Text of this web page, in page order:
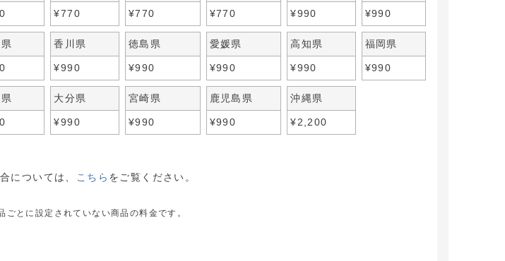
¥770 ¥770 ¥770 ¥990 ¥990
香川県
¥990
徳島県
¥990
愛媛県
¥990
高知県
¥990
福岡県
¥990
大分県
¥990
宮崎県
¥990
鹿児島県
¥990
沖縄県
¥2,200
については、 こちら をご覧ください。
とに設定されていない商品の料金です。